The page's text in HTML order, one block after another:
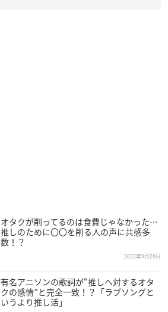
オタクが削ってるのは食費じゃなかった…
推しのために〇〇を削る人の声に共感多
数！？
2022年9月28日
有名アニソンの歌詞が“推しへ対するオタ
クの感情”と完全一致！？「ラブソングと
いうより推し活」